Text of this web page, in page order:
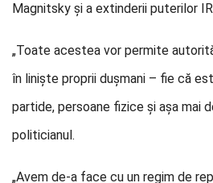
Magnitsky și a extinderii puterilor
„Toate acestea vor permite
în liniște proprii dușmani – fie că
partide, persoane fizice și așa mai
politicianul.
„Avem de-a face cu un regim de